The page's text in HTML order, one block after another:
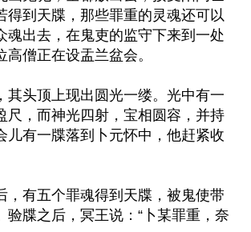
得到天牒，那些罪重的灵魂还可以
魂出去，在鬼吏的监守下来到一处
僧正在设盂兰盆会。
其头顶上现出圆光一缕。光中有一
尺，而神光四射，宝相圆容，并持
儿有一牒落到卜元怀中，他赶紧收
，有五个罪魂得到天牒，被鬼使带
验牒之后，冥王说：“卜某罪重，奈